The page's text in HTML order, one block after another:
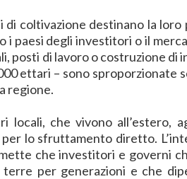
coltivazione destinano la loro
i paesi degli investitori o il
posti di lavoro o costruzione
ettari – sono sproporzionate
regione.
che vivono all’estero,
lo sfruttamento diretto.
che investitori e governi
per generazioni e che